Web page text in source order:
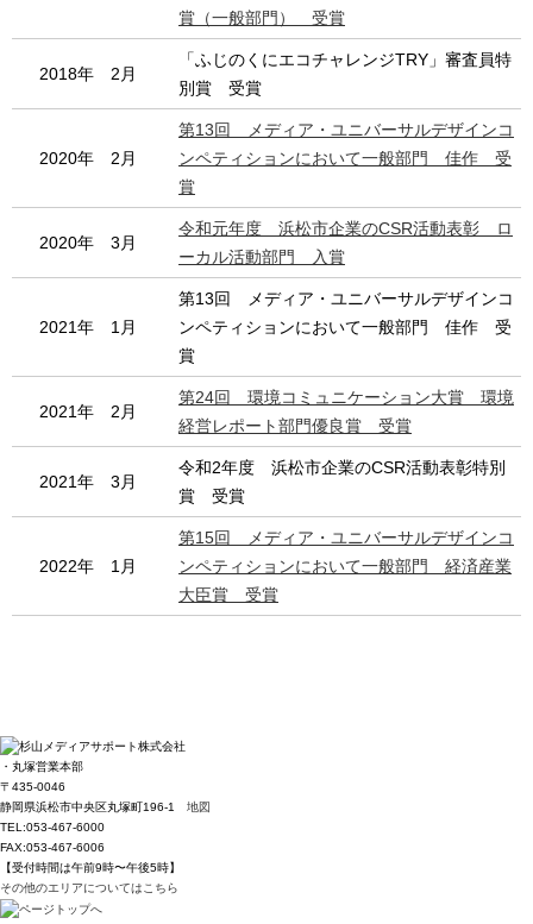
賞（一般部門） 受賞
2018年 2月
「ふじのくにエコチャレンジTRY」審査員特
別賞 受賞
2020年 2月
第13回 メディア・ユニバーサルデザインコ
ンペティションにおいて一般部門 佳作 受
賞
2020年 3月
令和元年度 浜松市企業のCSR活動表彰 ロ
ーカル活動部門 入賞
2021年 1月
第13回 メディア・ユニバーサルデザインコ
ンペティションにおいて一般部門 佳作 受
賞
2021年 2月
第24回 環境コミュニケーション大賞 環境
経営レポート部門優良賞 受賞
2021年 3月
令和2年度 浜松市企業のCSR活動表彰特別
賞 受賞
2022年 1月
第15回 メディア・ユニバーサルデザインコ
ンペティションにおいて一般部門 経済産業
大臣賞 受賞
・丸塚営業本部
〒435-0046
静岡県浜松市中央区丸塚町196-1 地図
TEL:053-467-6000
FAX:053-467-6006
【受付時間は午前9時〜午後5時】
その他のエリアについてはこちら